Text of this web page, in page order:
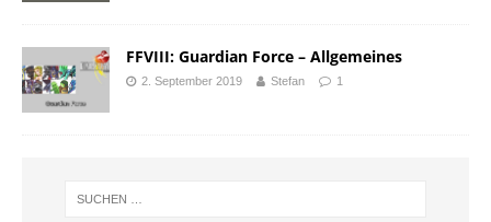
FFVIII: Guardian Force – Allgemeines
2. September 2019 Stefan 1